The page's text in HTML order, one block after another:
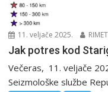
11. veljače 2025.
Jak potres kod
Večeras, 11. veljače
Seizmološke službe